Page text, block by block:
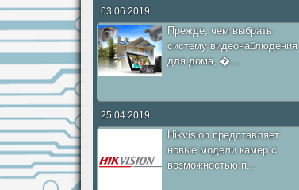
03.06.2019
Прежде, чем выбрать
систему видеонаблюдения
для дома, �...
25.04.2019
Hikvision представляет
новые модели камер с
возможностью п...